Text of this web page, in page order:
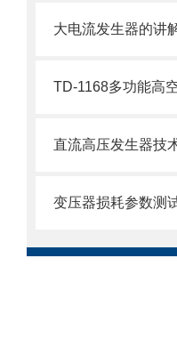
大电流发生器的讲
TD-1168多功能高
直流高压发生器技
变压器损耗参数测